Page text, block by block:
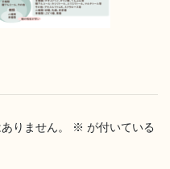
りません。 ※ が付いている